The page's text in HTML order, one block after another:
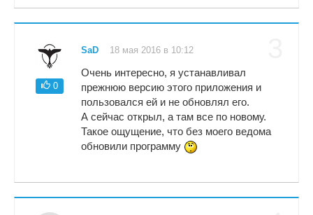
0
SaD 18 мая 2016 в 10:12
Очень интересно, я устанавливал
прежнюю версию этого приложения и
пользовался ей и не обновлял его.
А сейчас открыл, а там все по новому.
Такое ощущение, что без моего ведома
обновили программу